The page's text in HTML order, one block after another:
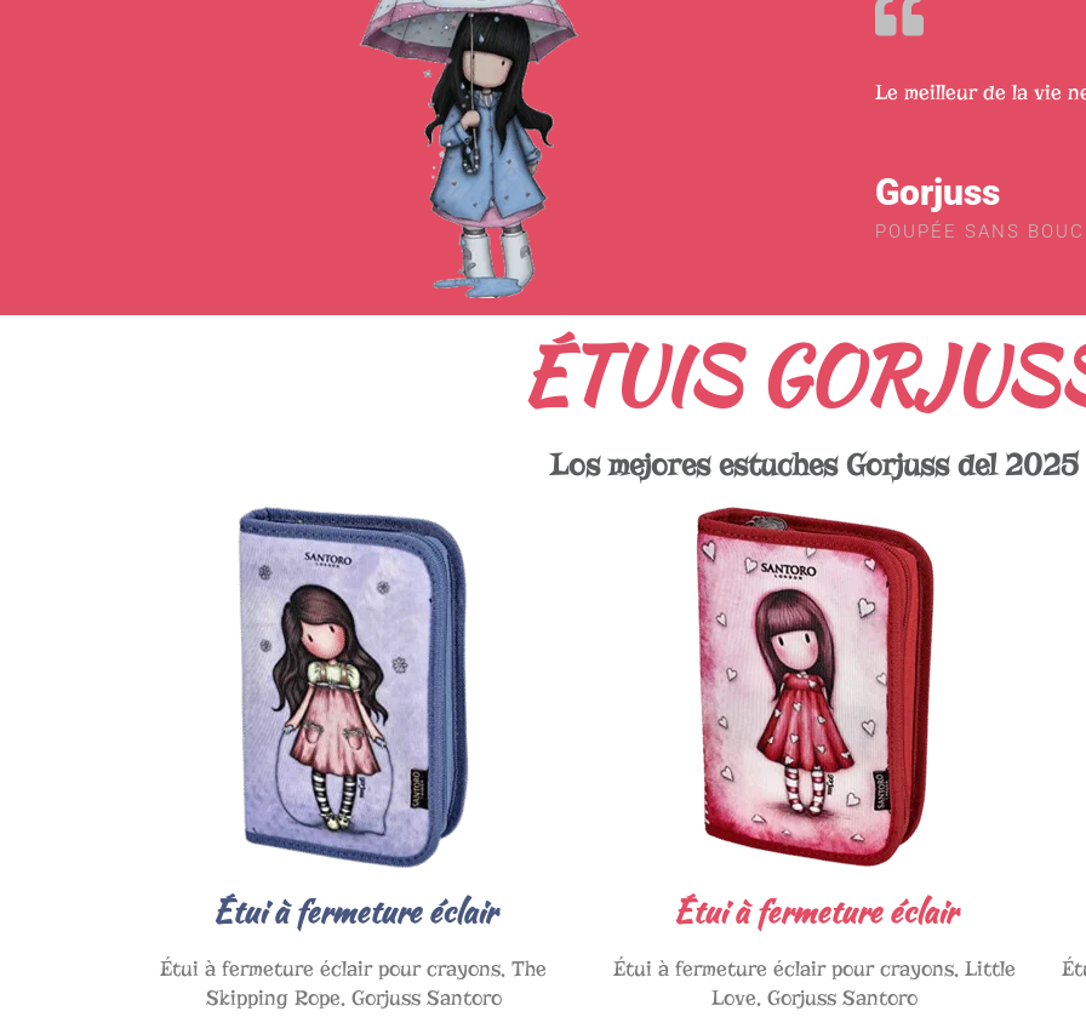
Le meilleur de la vie
Gorjuss
POUPÉE SANS
ÉTUIS
Los mejores estuches Gorjuss del 2025
Étui à fermeture éclair
Étui à fermeture éclair pour crayons, The
Skipping Rope, Gorjuss Santoro
Étui à fermeture éclair
Étui à fermeture éclair pour crayons, Little
Love, Gorjuss Santoro